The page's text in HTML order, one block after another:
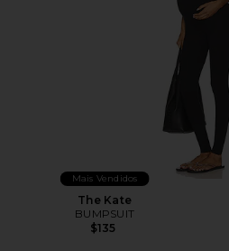
Mais Vendidos
The Kate
BUMPSUIT
$135